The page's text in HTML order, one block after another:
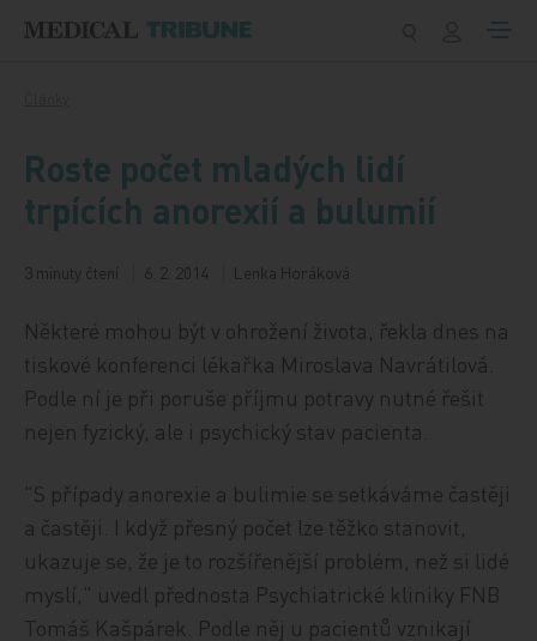
Roste počet mladých lidí
trpících anorexií a bulumií
3 minuty čtení 6. 2. 2014 Lenka Horáková
Některé mohou být v ohrožení života, řekla dnes na
tiskové konferenci lékařka Miroslava Navrátilová.
Podle ní je při poruše příjmu potravy nutné řešit
nejen fyzický, ale i psychický stav pacienta.
"S případy anorexie a bulimie se setkáváme častěji
a častěji. I když přesný počet lze těžko stanovit,
ukazuje se, že je to rozšířenější problém, než si lidé
myslí," uvedl přednosta Psychiatrické kliniky FNB
Tomáš Kašpárek. Podle něj u pacientů vznikají